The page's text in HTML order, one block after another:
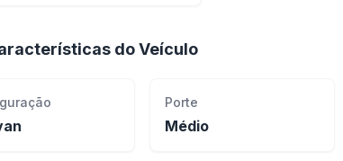
do Veículo
Porte
Médio